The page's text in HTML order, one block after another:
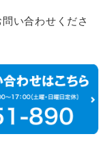
い合わせくださ